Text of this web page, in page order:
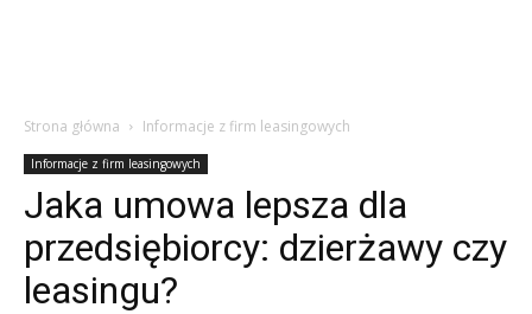
Strona główna Informacje z firm leasingowych
Informacje z firm leasingowych
Jaka umowa lepsza dla
przedsiębiorcy: dzierżawy czy
leasingu?